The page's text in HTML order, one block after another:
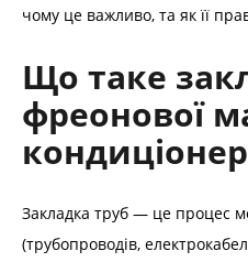
чому це важливо, та як її
Що таке
фреонової
Закладка труб — це процес
(трубопроводів,